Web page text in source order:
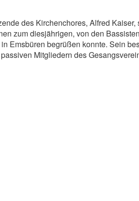
des Kirchenchores, Alfred
zum diesjährigen, von den
in Emsbüren begrüßen konnte. Sein
Mitgliedern des